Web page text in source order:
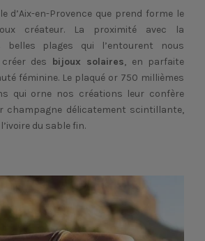
d’Aix-en-Provence que prend forme le
créateur. La proximité avec la
belles plages qui l’entourent nous
des bijoux solaires, en parfaite
féminine. Le plaqué or 750 millièmes
qui orne nos créations leur confère
champagne délicatement scintillante,
du sable fin.